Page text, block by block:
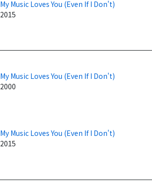
My Music Loves You (Even If I Don't)
2015
My Music Loves You (Even If I Don't)
2000
My Music Loves You (Even If I Don't)
2015